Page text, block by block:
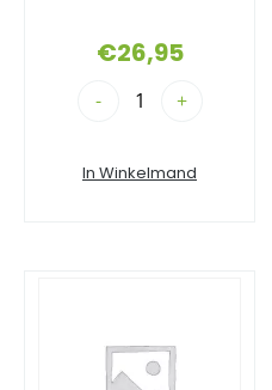
€26,95
- +
In Winkelmand